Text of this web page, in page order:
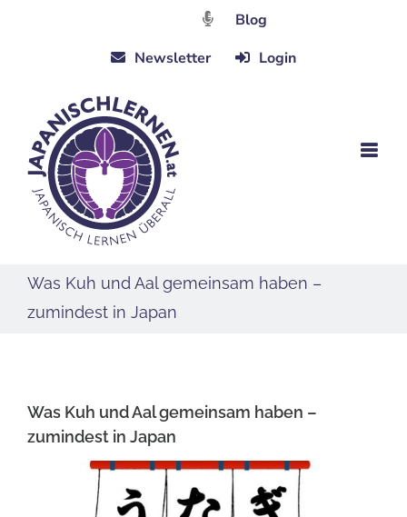
Blog
Newsletter
Login
Was Kuh und Aal gemeinsam haben –
zumindest in Japan
Was Kuh und Aal gemeinsam haben –
zumindest in Japan